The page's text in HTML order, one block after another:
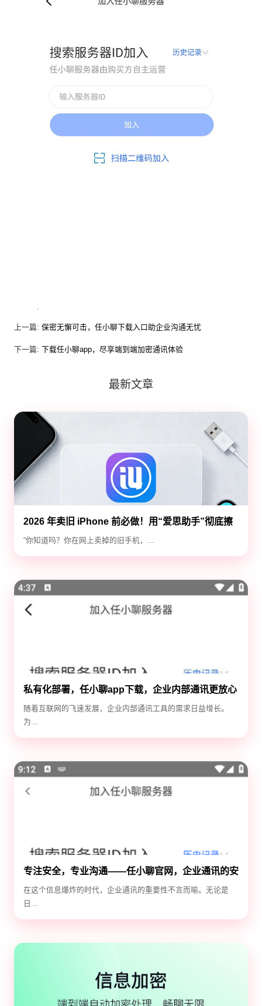
上一篇: 保密无懈可击，任小聊下载入口助企业沟通无忧
下一篇: 下载任小聊app，尽享端到端加密通讯体验
最新文章
2026 年卖旧 iPhone 前必做！用“爱思助手”彻底擦
除隐私，防止数据泄露
“你知道吗？你在网上卖掉的旧手机，...
私有化部署，任小聊app下载，企业内部通讯更放心
随着互联网的飞速发展，企业内部通讯工具的需求日益增长。
为...
专注安全，专业沟通——任小聊官网，企业通讯的安
全守护神
在这个信息爆炸的时代，企业通讯的重要性不言而喻。无论是
日...